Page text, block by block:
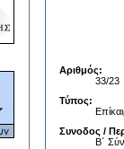
Αριθμός:
33/23
Τύπος:
Συνοδος /
Β΄